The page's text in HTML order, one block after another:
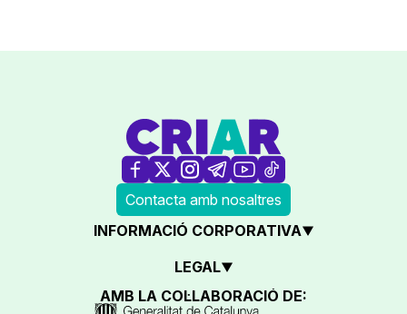
Contacta amb nosaltres
INFORMACIÓ CORPORATIVA
LEGAL
AMB LA COL·LABORACIÓ DE: